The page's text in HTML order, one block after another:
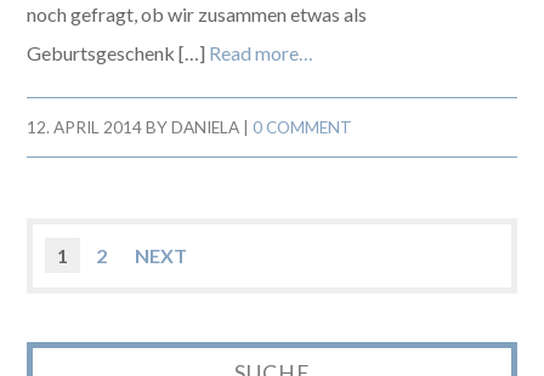
noch gefragt, ob wir zusammen etwas als
Geburtsgeschenk […] Read more…
12. APRIL 2014BYDANIELA |0 COMMENT
1 2 NEXT